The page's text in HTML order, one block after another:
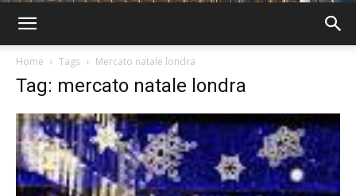
Home Tags Mercato natale londra
Tag: mercato natale londra